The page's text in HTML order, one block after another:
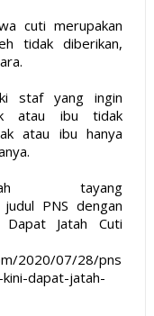
cuti merupakan
tidak diberikan,
staf yang ingin
atau ibu tidak
atau ibu hanya
tayang
judul PNS dengan
Jatah Cuti
2020/07/28/pns
dapat-jatah-